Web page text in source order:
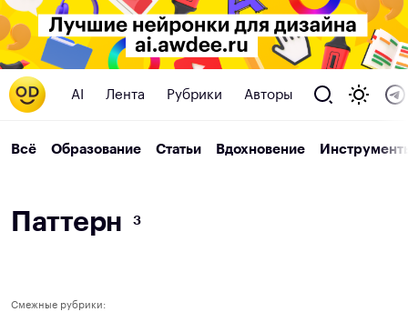
AI Лента Рубрики Авторы
Всё Образование Статьи Вдохновение
П аттерн 3
Смежные рубрики: